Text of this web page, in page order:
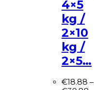
4×5
kg /
2×10
kg /
2×5…
€18.88 –